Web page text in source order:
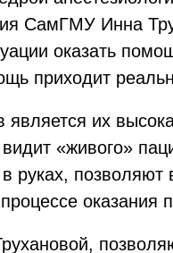
СамГМУ Инна
оказать
приходит
их
«живого»